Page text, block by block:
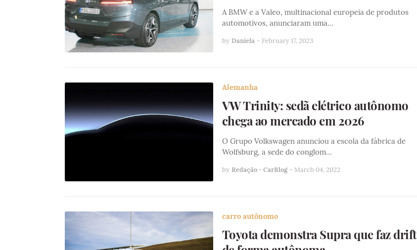
A BMW e a Valeo, multinacional europeia de produtos
automotivos, anunciaram uma…
by Daniela - February 17, 2023
Alemanha
VW Trinity: sedã elétrico autônomo
chega ao mercado em 2026
O Grupo Volkswagen anunciou a escola da fábrica de
Wolfsburg, a sede do conglom…
by Redação - CarBlog - March 04, 2022
carro autônomo
Toyota demonstra Supra que faz drift